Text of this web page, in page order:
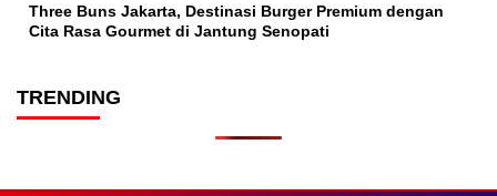
Three Buns Jakarta, Destinasi Burger Premium dengan
Cita Rasa Gourmet di Jantung Senopati
TRENDING